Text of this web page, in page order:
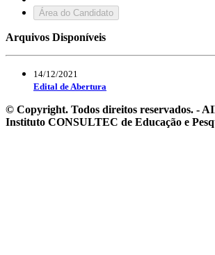
Área do Candidato
Arquivos Disponíveis
14/12/2021
Edital de Abertura
© Copyright. Todos direitos reservados. -
Instituto CONSULTEC de Educação e